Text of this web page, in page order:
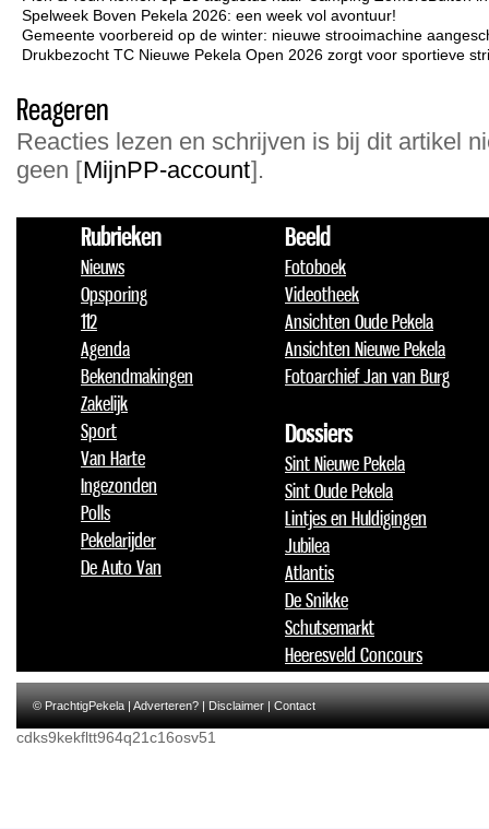
Spelweek Boven Pekela 2026: een week vol avontuur!
Gemeente voorbereid op de winter: nieuwe strooimachine
Drukbezocht TC Nieuwe Pekela Open 2026 zorgt voor sportieve
Reageren
Reacties lezen en schrijven is bij dit artikel
geen [MijnPP-account].
Rubrieken
Nieuws
Opsporing
112
Agenda
Bekendmakingen
Zakelijk
Sport
Van Harte
Ingezonden
Polls
Pekelarijder
De Auto Van
Beeld
Fotoboek
Videotheek
Ansichten Oude Pekela
Ansichten Nieuwe Pekela
Fotoarchief Jan van Burg
Dossiers
Sint Nieuwe Pekela
Sint Oude Pekela
Lintjes en Huldigingen
Jubilea
Atlantis
De Snikke
Schutsemarkt
Heeresveld Concours
© PrachtigPekela |Adverteren?|Disclaimer|Contact
cdks9kekfltt964q21c16osv51